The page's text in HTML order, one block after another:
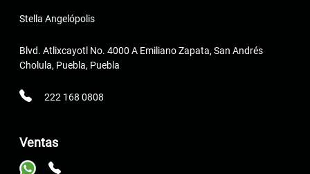
Stella Angelópolis
Blvd. Atlixcayotl No. 4000 A Emiliano Zapata, San Andrés
Cholula, Puebla, Puebla
222 168 0808
Ventas